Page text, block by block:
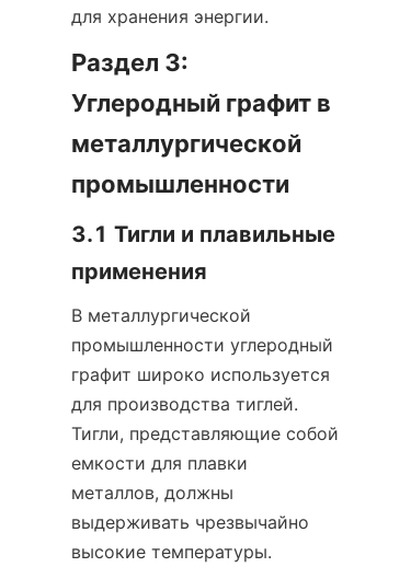
для хранения энергии.
Раздел 3:
Углеродный графит в
металлургической
промышленности
3.1 Тигли и плавильные
применения
В металлургической
промышленности углеродный
графит широко используется
для производства тиглей.
Тигли, представляющие собой
емкости для плавки
металлов, должны
выдерживать чрезвычайно
высокие температуры.